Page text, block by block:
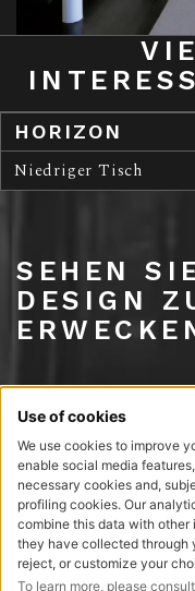
HORIZON
Niedriger Tisch
SEHEN
DESIGN